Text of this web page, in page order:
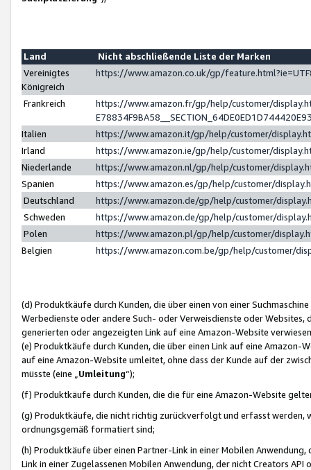
Land
Nicht abschließende Liste der Marken
Vereinigtes
Königreich
https://www.amazon.co.uk/gp/
Frankreich
https://www.amazon.fr/gp/help/customer/
Italien
https://www.amazon.it/gp/help/customer/
Irland
https://www.amazon.ie/gp/help/customer/
Niederlande
https://www.amazon.nl/gp/help/customer/
Spanien
https://www.amazon.es/gp/help/customer/
Deutschland
https://www.amazon.de/gp/help/customer/
Schweden
https://www.amazon.de/gp/help/customer/
Polen
https://www.amazon.pl/gp/help/customer/
Belgien
https://www.amazon.com.be/gp/help/customer/
(d) Produktkäufe durch Kunden, die über einen von einer
Werbedienste oder andere Such- oder Verweisdienste oder Websites,
generierten oder angezeigten Link auf eine Amazon-Website
(e) Produktkäufe durch Kunden, die über einen Link auf eine
auf eine Amazon-Website umleitet, ohne dass der Kunde auf der
müsste (eine „ Umleitung“);
(f) Produktkäufe durch Kunden, die die für eine Amazon-Website
(g) Produktkäufe, die nicht richtig zurückverfolgt und erfasst werden,
ordnungsgemäß formatiert sind;
(h) Produktkäufe über einen Partner-Link in einer Mobilen
Link in einer Zugelassenen Mobilen Anwendung, der nicht Creators